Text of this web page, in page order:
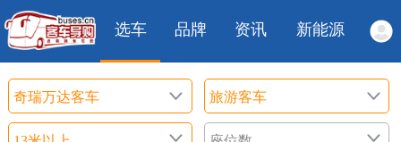
选车 品牌 资讯 新能源